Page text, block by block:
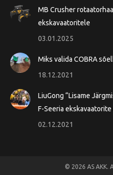
MB Crusher
ekskavaatoritele
03.01.2025
Miks valida COBRA
18.12.2021
LiuGong “Lisame
F-Seeria
02.12.2021
© 2026 AS AKK.